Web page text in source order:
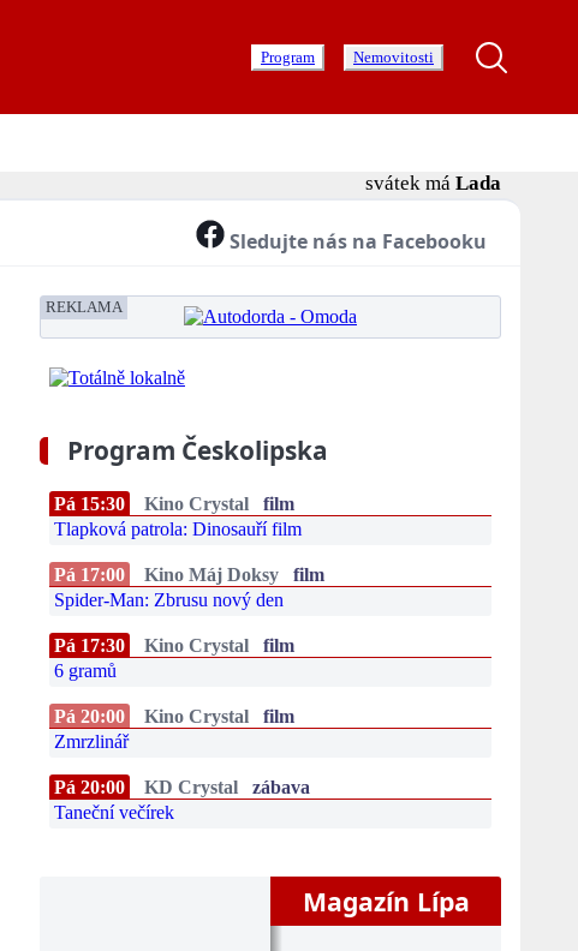
Program Nemovitosti
svátek má Lada
Sledujte nás na Facebooku
REKLAMA
Program Českolipska
Pá 15:30 Kino Crystal
film
Tlapková patrola: Dinosauří film
Pá 17:00 Kino Máj Doksy
film
Spider-Man: Zbrusu nový den
Pá 17:30 Kino Crystal
film
6 gramů
Pá 20:00 Kino Crystal
film
Zmrzlinář
Pá 20:00 KD Crystal
zábava
Taneční večírek
Magazín Lípa